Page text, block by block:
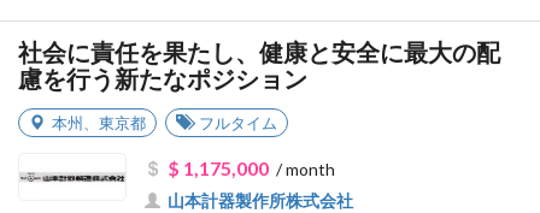
社会に責任を果たし、健康と安全に最大の配
慮を行う新たなポジション
本州 東京都 フルタイム
$ 1,175,000/ month
山本計器製作所株式会社